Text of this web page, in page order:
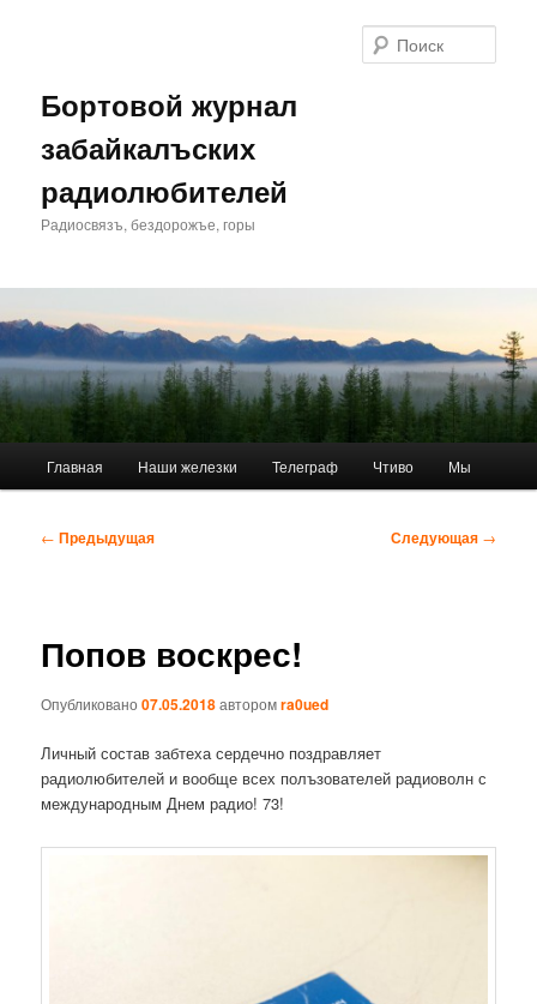
Бортовой журнал
забайкалъских
радиолюбителей
Радиосвязъ, бездорожъе, горы
Главная Наши железки Телеграф Чтиво Мы
Навигация
← Предыдущая Следующая →
Попов воскрес!
Опубликовано07.05.2018авторомra0ued
Личный состав забтеха сердечно поздравляет
радиолюбителей и вообще всех полъзователей радиоволн с
международным Днем радио! 73!